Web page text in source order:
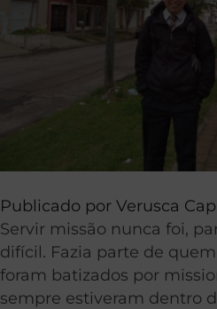
Publicado por Verusca
Servir missão nunca foi,
difícil. Fazia parte de
foram batizados por
sempre estiveram dentro